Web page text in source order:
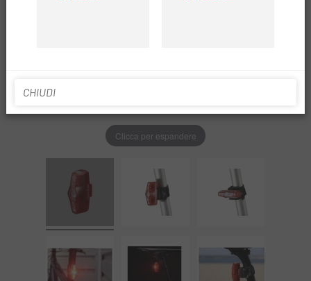
Clicca per espandere
CHIUDI